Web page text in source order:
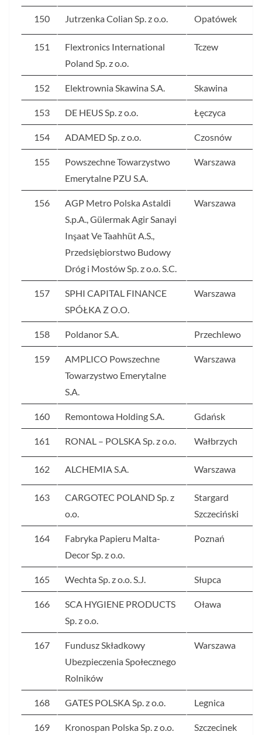
150 Jutrzenka Colian Sp. z o.o. Opatówek
151
Flextronics International
Poland Sp. z o.o.
Tczew
152 Elektrownia Skawina S.A. Skawina
153 DE HEUS Sp. z o.o. Łęczyca
154 ADAMED Sp. z o.o. Czosnów
155
Powszechne Towarzystwo
Emerytalne PZU S.A.
Warszawa
156
AGP Metro Polska Astaldi
S.p.A., Gülermak Agir Sanayi
Inşaat Ve Taahhüt A.S.,
Przedsiębiorstwo Budowy
Dróg i Mostów Sp. z o.o. S.C.
Warszawa
157
SPHI CAPITAL FINANCE
SPÓŁKA Z O.O.
Warszawa
158 Poldanor S.A. Przechlewo
159
AMPLICO Powszechne
Towarzystwo Emerytalne
S.A.
Warszawa
160 Remontowa Holding S.A. Gdańsk
161 RONAL – POLSKA Sp. z o.o. Wałbrzych
162 ALCHEMIA S.A. Warszawa
163
CARGOTEC POLAND Sp. z
o.o.
Stargard
Szczeciński
164
Fabryka Papieru Malta-
Decor Sp. z o.o.
Poznań
165 Wechta Sp. z o.o. S.J. Słupca
166
SCA HYGIENE PRODUCTS
Sp. z o.o.
Oława
167
Fundusz Składkowy
Ubezpieczenia Społecznego
Rolników
Warszawa
168 GATES POLSKA Sp. z o.o. Legnica
169 Kronospan Polska Sp. z o.o. Szczecinek